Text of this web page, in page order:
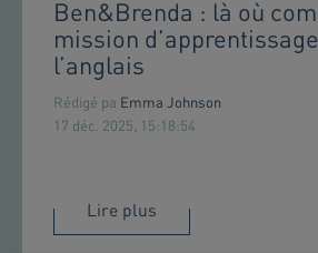
Ben&Brenda : là où
mission
l’anglais
Rédigé pa Emma Johnson
17 déc. 2025, 15:18:54
Lire plus